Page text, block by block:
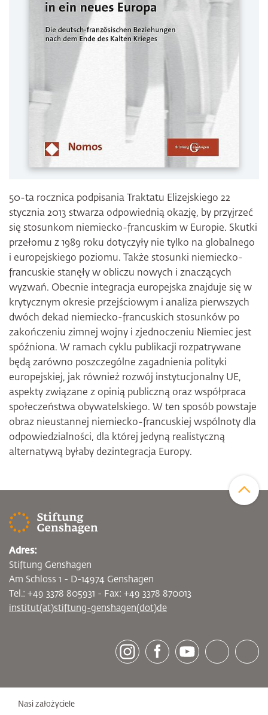
50-ta rocznica podpisania Traktatu Elizejskiego 22
stycznia 2013 stwarza odpowiednią okazję, by przyjrzeć
się stosunkom niemiecko-francuskim w Europie. Skutki
przełomu z 1989 roku dotyczyły nie tylko na globalnego
i europejskiego poziomu. Także stosunki niemiecko-
francuskie stanęły w obliczu nowych i znaczących
wyzwań. Obecnie integracja europejska znajduje się w
krytycznym okresie przejściowym i analiza pierwszych
dwóch dekad niemiecko-francuskich stosunków po
zakończeniu zimnej wojny i zjednoczeniu Niemiec jest
spóźniona. W ramach cyklu publikacji rozpatrywane
będą zarówno poszczególne zagadnienia polityki
europejskiej, jak również rozwój instytucjonalny UE,
aspekty związane z opinią publiczną oraz współpraca
społeczeństwa obywatelskiego. W ten sposób powstaje
obraz nieustannej niemiecko-francuskiej wspólnoty dla
odpowiedzialności, dla której jedyną realistyczną
alternatywą byłaby dezintegracja Europy.
[socialLinksTitle]
Adres:
Stiftung Genshagen
Am Schloss 1 - D-14974 Genshagen
Tel.: +49 3378 805931 - Fax: +49 3378 870013
institut(at)stiftung-genshagen(dot)de
Nasi założyciele